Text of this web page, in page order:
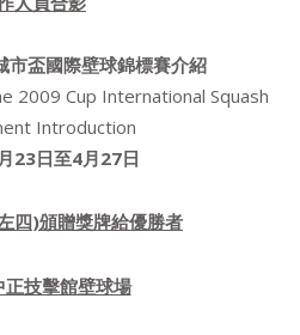
市盃國際壁球錦標賽介紹
2009 Cup International Squash
Introduction
月23日至4月27日
四)頒贈獎牌給優勝者
正技擊館壁球場